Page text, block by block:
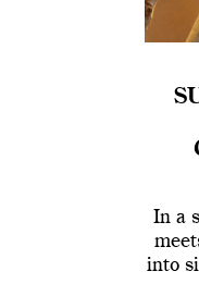
In a
into